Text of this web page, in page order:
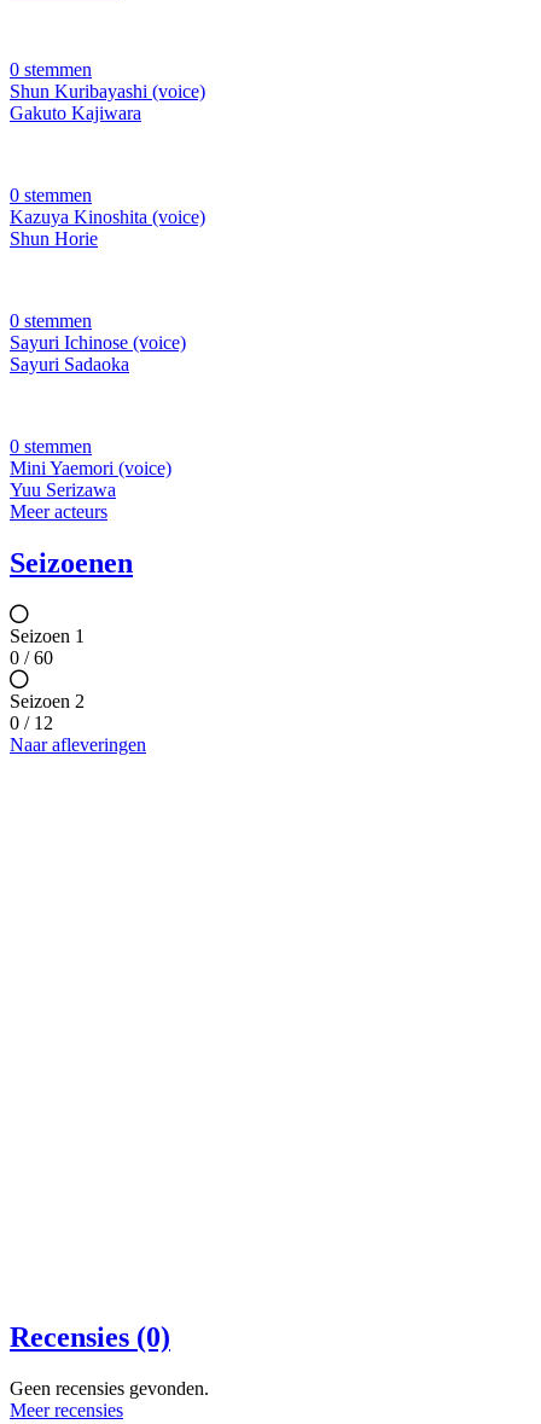
0 stemmen
Shun Kuribayashi (voice)
Gakuto Kajiwara
0 stemmen
Kazuya Kinoshita (voice)
Shun Horie
0 stemmen
Sayuri Ichinose (voice)
Sayuri Sadaoka
0 stemmen
Mini Yaemori (voice)
Yuu Serizawa
Meer acteurs
Seizoenen
Seizoen 1
0 / 60
Seizoen 2
0 / 12
Naar afleveringen
Recensies (0)
Geen recensies gevonden.
Meer recensies